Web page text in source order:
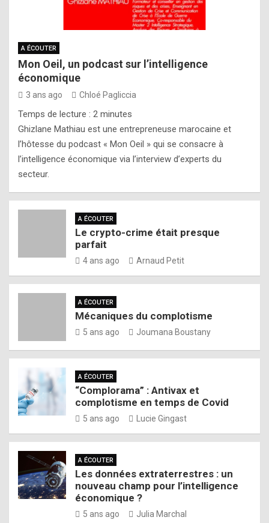
A ÉCOUTER
Mon Oeil, un podcast sur l’intelligence
économique
3 ans ago Chloé Pagliccia
Temps de lecture : 2 minutes
Ghizlane Mathiau est une entrepreneuse marocaine et
l’hôtesse du podcast « Mon Oeil » qui se consacre à
l’intelligence économique via l’interview d’experts du
secteur.
A ÉCOUTER
Le crypto-crime était presque
parfait
4 ans ago Arnaud Petit
A ÉCOUTER
Mécaniques du complotisme
5 ans ago Joumana Boustany
A ÉCOUTER
“Complorama” : Antivax et
complotisme en temps de Covid
5 ans ago Lucie Gingast
A ÉCOUTER
Les données extraterrestres : un
nouveau champ pour l’intelligence
économique ?
5 ans ago Julia Marchal